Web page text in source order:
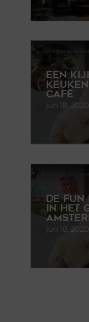
Een
keuken
Café
jun 18, 2020
De fun
in het
jun 18, 2020